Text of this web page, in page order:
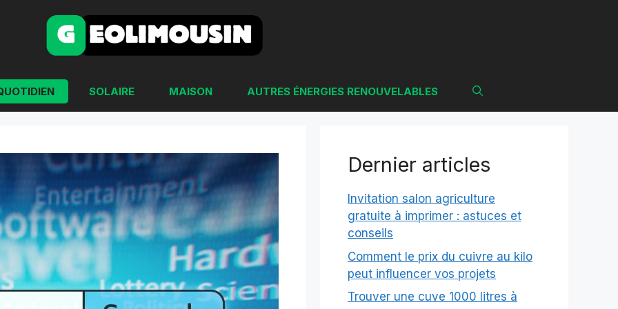
SOLAIRE MAISON AUTRES ÉNERGIES RENOUVELABLES
Dernier articles
Invitation salon agriculture
gratuite à imprimer : astuces et
conseils
Comment le prix du cuivre au kilo
peut influencer vos projets
Trouver une cuve 1000 litres à